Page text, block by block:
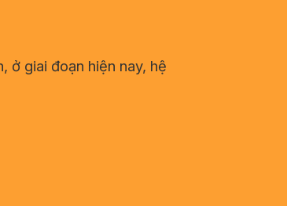
ở giai đoạn hiện nay, hệ